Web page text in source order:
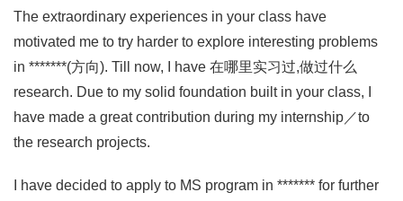
The extraordinary experiences in your class have
motivated me to try harder to explore interesting problems
in *******(方向). Till now, I have 在哪里实习过,做过什么
research. Due to my solid foundation built in your class, I
have made a great contribution during my internship／to
the research projects.
I have decided to apply to MS program in ******* for further